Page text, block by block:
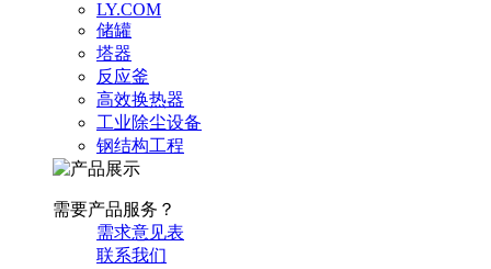
LY.COM
储罐
塔器
反应釜
高效换热器
工业除尘设备
钢结构工程
需要产品服务？
需求意见表
联系我们